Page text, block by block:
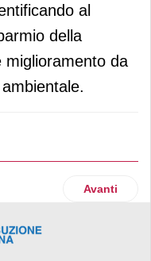
al
della
miglioramento da
Cristiana Fragola head
Articolo
Avanti